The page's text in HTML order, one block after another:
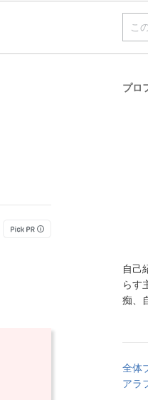
プロ
自己
らす
痴、
全体
アラ